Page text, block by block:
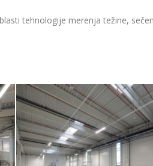
tehnologije merenja težine,